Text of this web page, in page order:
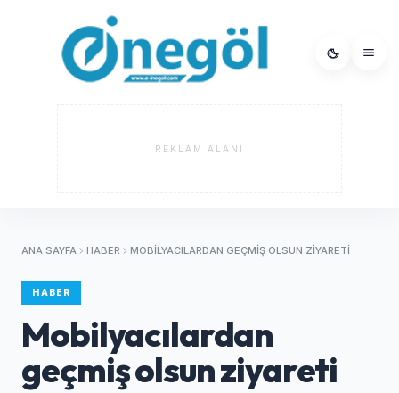
REKLAM ALANI
ANA SAYFA HABER MOBILYACILARDAN GEÇMIŞ OLSUN ZIYARETI
HABER
Mobilyacılardan
geçmiş olsun ziyareti